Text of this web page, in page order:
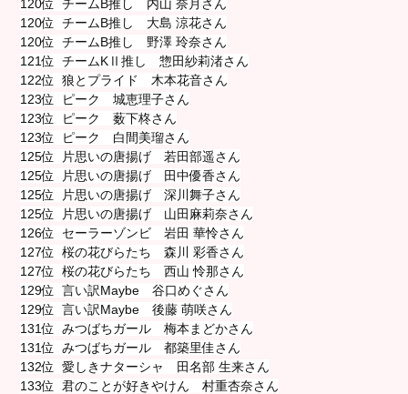
120位 チームB推し 内山 奈月さん
120位 チームB推し 大島 涼花さん
120位 チームB推し 野澤 玲奈さん
121位 チームKⅡ推し 惣田紗莉渚さん
122位 狼とプライド 木本花音さん
123位 ピーク 城恵理子さん
123位 ピーク 薮下柊さん
123位 ピーク 白間美瑠さん
125位 片思いの唐揚げ 若田部遥さん
125位 片思いの唐揚げ 田中優香さん
125位 片思いの唐揚げ 深川舞子さん
125位 片思いの唐揚げ 山田麻莉奈さん
126位 セーラーゾンビ 岩田 華怜さん
127位 桜の花びらたち 森川 彩香さん
127位 桜の花びらたち 西山 怜那さん
129位 言い訳Maybe 谷口めぐさん
129位 言い訳Maybe 後藤 萌咲さん
131位 みつばちガール 梅本まどかさん
131位 みつばちガール 都築里佳さん
132位 愛しきナターシャ 田名部 生来さん
133位 君のことが好きやけん 村重杏奈さん